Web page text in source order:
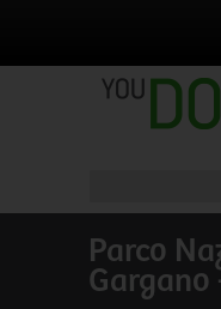
Parco
Gargano